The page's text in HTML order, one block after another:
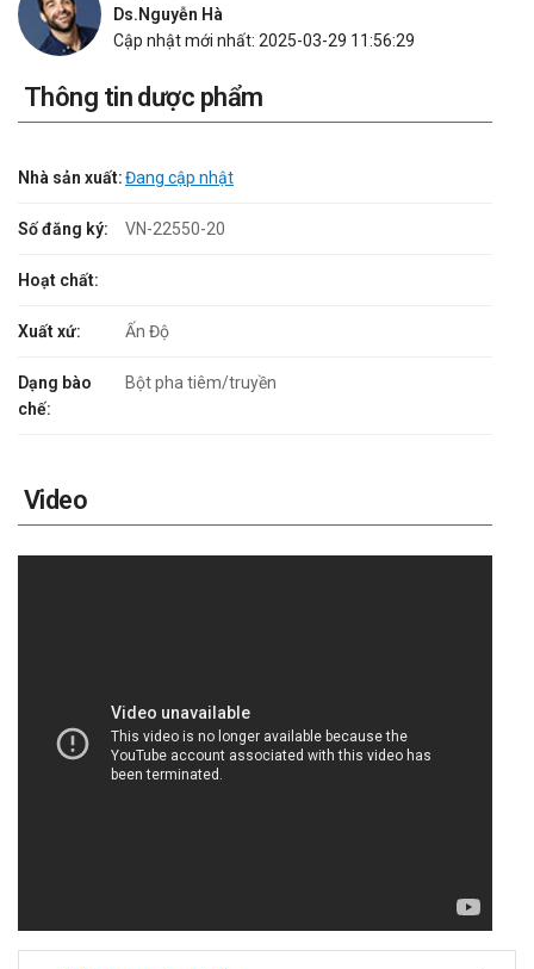
Ds.Nguyễn Hà
Cập nhật mới nhất: 2025-03-29 11:56:29
Thông tin dược phẩm
Nhà sản xuất:Đang cập nhật
Số đăng ký: VN-22550-20
Hoạt chất:
Xuất xứ: Ấn Độ
Dạng bào
chế:
Bột pha tiêm/truyền
Video